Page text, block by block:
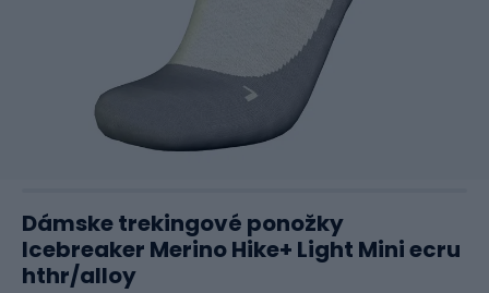
Dámske trekingové ponožky
Icebreaker Merino Hike+ Light Mini ecru
hthr/alloy